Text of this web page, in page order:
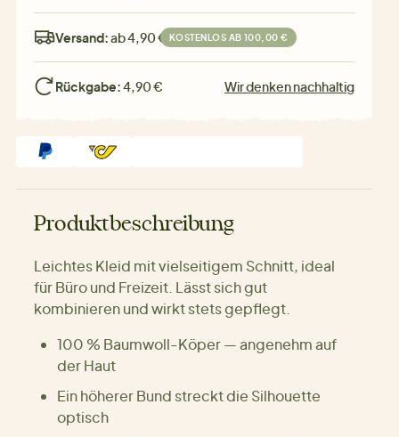
Versand:ab 4,90 € KOSTENLOS AB 100,00 €
Rückgabe:4,90 € Wir denken nachhaltig
Produktbeschreibung
Leichtes Kleid mit vielseitigem Schnitt, ideal
für Büro und Freizeit. Lässt sich gut
kombinieren und wirkt stets gepflegt.
100 % Baumwoll-Köper — angenehm auf
der Haut
Ein höherer Bund streckt die Silhouette
optisch